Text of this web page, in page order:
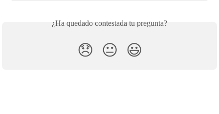
¿Ha quedado contestada tu pregunta?
😞 😐 😃